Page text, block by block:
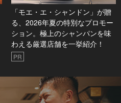
「モエ・エ・シャンドン」が贈
る、2026年夏の特別なプロモー
ション。極上のシャンパンを味
わえる厳選店舗を一挙紹介！
PR